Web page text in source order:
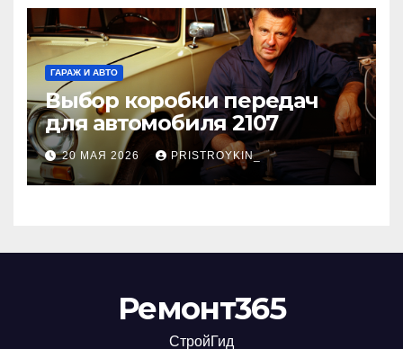
ГАРАЖ И АВТО
Выбор коробки передач
для автомобиля 2107
20 МАЯ 2026 PRISTROYKIN_
Ремонт365
СтройГид